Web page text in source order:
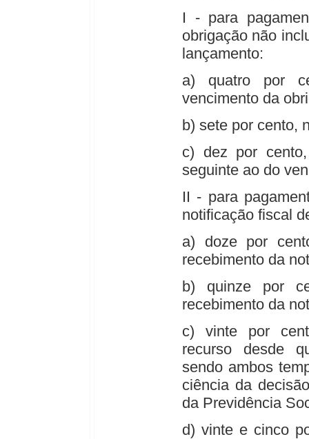
I - para
obrigação não
lançamento:
a) quatro por
vencimento da
b) sete por cento,
c) dez por
seguinte ao do
II - para
notificação fiscal
a) doze por
recebimento da
b) quinze por
recebimento da
c) vinte por
recurso desde
sendo ambos
ciência da
da Previdência
d) vinte e cinco